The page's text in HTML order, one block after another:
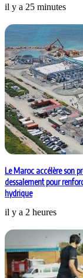
il y a 25 minutes
Le Maroc accélère son
dessalement pour
hydrique
il y a 2 heures